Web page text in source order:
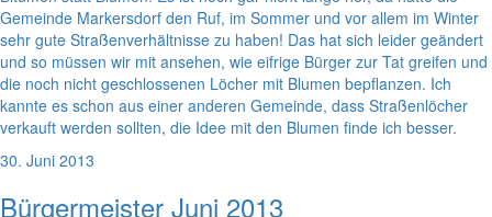
Gemeinde Markersdorf den Ruf, im Sommer und vor allem im Winter
sehr gute Straßenverhältnisse zu haben! Das hat sich leider geändert
und so müssen wir mit ansehen, wie eifrige Bürger zur Tat greifen und
die noch nicht geschlossenen Löcher mit Blumen bepflanzen. Ich
kannte es schon aus einer anderen Gemeinde, dass Straßenlöcher
verkauft werden sollten, die Idee mit den Blumen finde ich besser.
30. Juni 2013
Bürgermeister Juni 2013